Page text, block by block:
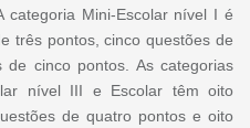
categoria Mini-Escolar nível I é
três pontos, cinco questões de
cinco pontos. As categorias
nível III e Escolar têm oito
de quatro pontos e oito